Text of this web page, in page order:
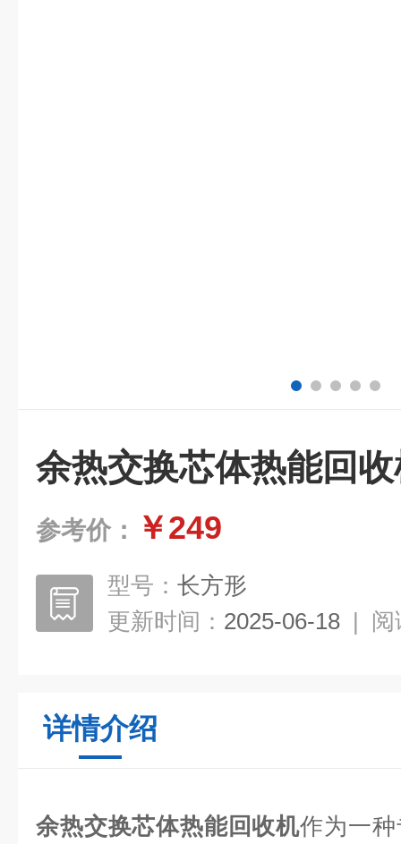
余热交换芯体热能回
参考价： ￥249
型号： 长方形
更新时间： 2025-06-18 | 阅
详情介绍
余热交换芯体热能回收机作为一